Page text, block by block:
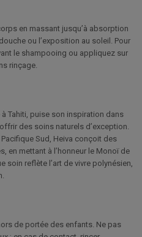
en massant jusqu’à absorption
ou l’exposition au soleil. Pour
le shampooing ou appliquez sur
rinçage.
Tahiti, puise son inspiration dans
des soins naturels d’exception.
Sud, Heiva conçoit des
en mettant à l’honneur le Monoï de
soin reflète l’art de vivre polynésien,
de portée des enfants. Ne pas